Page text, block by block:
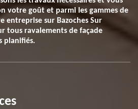
votre goût et parmi les gammes de
entreprise sur Bazoches Sur
tous ravalements de façade
planifiés.